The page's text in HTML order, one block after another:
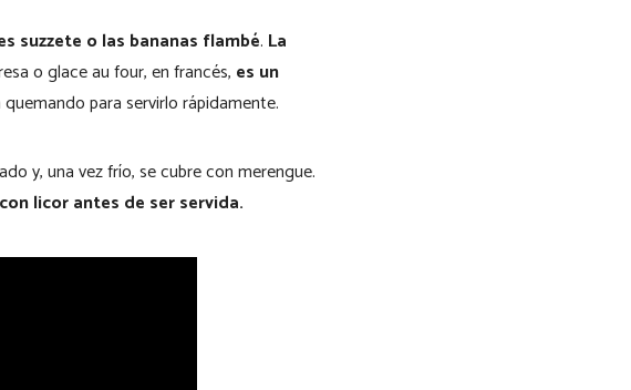
suzzete o las bananas flambé. La
o glace au four, en francés, es un
para servirlo rápidamente.
y, una vez frío, se cubre con merengue.
licor antes de ser servida.